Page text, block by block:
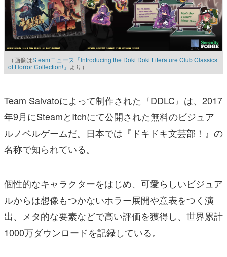
（画像はSteamニュース「Introducing the Doki Doki Literature Club Classics
of Horror Collection!」 より）
Team Salvatoによって制作された『DDLC』は、2017
年9月にSteamとItchにて公開された無料のビジュア
ルノベルゲームだ。日本では『ドキドキ文芸部！』の
名称で知られている。
個性的なキャラクターをはじめ、可愛らしいビジュア
ルからは想像もつかないホラー展開や意表をつく演
出、メタ的な要素などで高い評価を獲得し、世界累計
1000万ダウンロードを記録している。